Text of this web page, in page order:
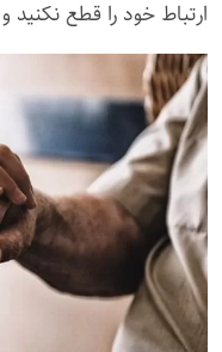
ارتباط خود را قطع